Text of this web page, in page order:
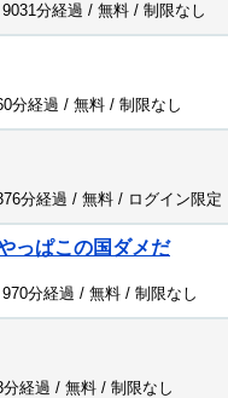
分経過 / 無料 / 制限なし
分経過 / 無料 / 制限なし
分経過 / 無料 / ログイン限定
っぱこの国ダメだ
分経過 / 無料 / 制限なし
分経過 / 無料 / 制限なし